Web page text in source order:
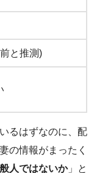
と推測)
るはずなのに、配
の情報がまったく
人ではないか」と